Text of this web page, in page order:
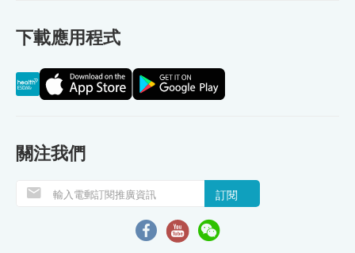
下載應用程式
關注我們
訂閱